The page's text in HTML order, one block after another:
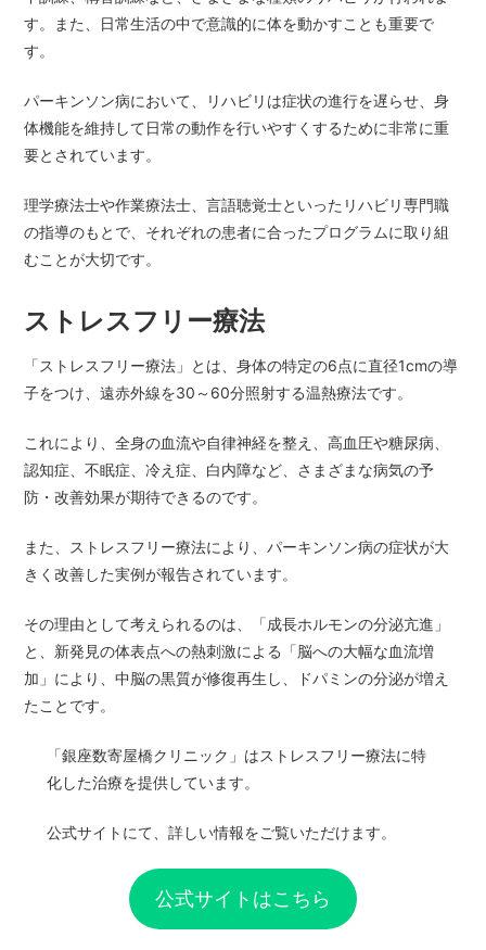
す。また、日常生活の中で意識的に体を動かすことも重要で
す。
パーキンソン病において、リハビリは症状の進行を遅らせ、身
体機能を維持して日常の動作を行いやすくするために非常に重
要とされています。
理学療法士や作業療法士、言語聴覚士といったリハビリ専門職
の指導のもとで、それぞれの患者に合ったプログラムに取り組
むことが大切です。
ストレスフリー療法
「ストレスフリー療法」とは、身体の特定の6点に直径1cmの導
子をつけ、遠赤外線を30～60分照射する温熱療法です。
これにより、全身の血流や自律神経を整え、高血圧や糖尿病、
認知症、不眠症、冷え症、白内障など、さまざまな病気の予
防・改善効果が期待できるのです。
また、ストレスフリー療法により、パーキンソン病の症状が大
きく改善した実例が報告されています。
その理由として考えられるのは、「成長ホルモンの分泌亢進」
と、新発見の体表点への熱刺激による「脳への大幅な血流増
加」により、中脳の黒質が修復再生し、ドパミンの分泌が増え
たことです。
「銀座数寄屋橋クリニック」はストレスフリー療法に特
化した治療を提供しています。
公式サイトにて、詳しい情報をご覧いただけます。
公式サイトはこちら